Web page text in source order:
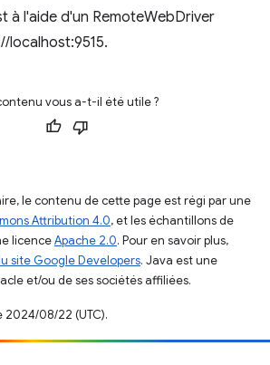
à l'aide d'un RemoteWebDriver
localhost:9515.
vous a-t-il été utile ?
le contenu de cette page est régi par une
Attribution 4.0, et les échantillons de
licenceApache 2.0. Pour en savoir plus,
site Google Developers. Java est une
et/ou de ses sociétés affiliées.
2024/08/22 (UTC).